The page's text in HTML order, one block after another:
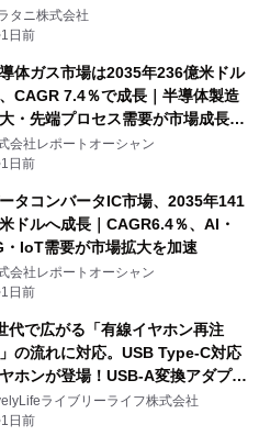
タニ株式会社
1日前
体ガス市場は2035年236億米ドル
CAGR 7.4％で成長｜半導体製造
・先端プロセス需要が市場成長を
会社レポートオーシャン
1日前
タコンバータIC市場、2035年141
ドルへ成長｜CAGR6.4％、AI・
・IoT需要が市場拡大を加速
会社レポートオーシャン
1日前
代で広がる「有線イヤホン再注
の流れに対応。USB Type-C対応
ホンが登場！USB-A変換アダプタ
きでスマホからパソコンまで幅広
用可能
ライブリーライフ株式会社
1日前